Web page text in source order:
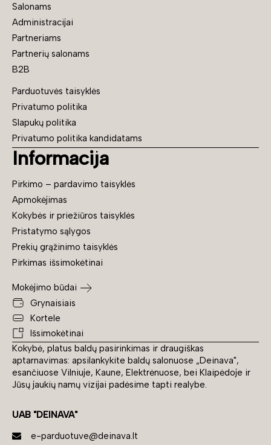
Kokybė, platus baldų pasirinkimas ir draugiškas
aptarnavimas: apsilankykite baldų salonuose „Deinava",
esančiuose Vilniuje, Kaune, Elektrėnuose, bei Klaipėdoje ir
Jūsų jaukių namų vizijai padėsime tapti realybe.
UAB "DEINAVA"
e-parduotuve@deinava.lt
Salonams
Administracijai
Partneriams
Partnerių salonams
B2B
Parduotuvės taisyklės
Privatumo politika
Slapukų politika
Privatumo politika kandidatams
Informacija
Pirkimo – pardavimo taisyklės
Apmokėjimas
Kokybės ir priežiūros taisyklės
Pristatymo sąlygos
Prekių grąžinimo taisyklės
Pirkimas išsimokėtinai
Mokėjimo būdai
Grynaisiais
Kortele
Išsimokėtinai